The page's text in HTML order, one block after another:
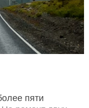
пяти